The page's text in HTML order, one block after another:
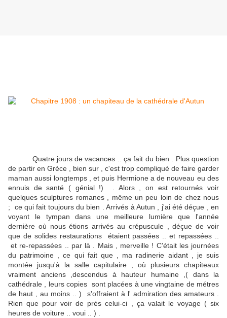
Quatre jours de vacances .. ça fait du bien . Plus question
de partir en Grèce , bien sur , c'est trop compliqué de faire garder
maman aussi longtemps , et puis Hermione a de nouveau eu des
ennuis de santé ( génial !) . Alors , on est retournés voir
quelques sculptures romanes , même un peu loin de chez nous
; ce qui fait toujours du bien . Arrivés à Autun , j'ai été déçue , en
voyant le tympan dans une meilleure lumière que l'année
dernière où nous étions arrivés au crépuscule , déçue de voir
que de solides restaurations étaient passées .. et repassées ..
et re-repassées .. par là . Mais , merveille ! C'était les journées
du patrimoine , ce qui fait que , ma radinerie aidant , je suis
montée jusqu'à la salle capitulaire , où plusieurs chapiteaux
vraiment anciens ,descendus à hauteur humaine ,( dans la
cathédrale , leurs copies sont placées à une vingtaine de métres
de haut , au moins .. ) s'offraient à l' admiration des amateurs .
Rien que pour voir de près celui-ci , ça valait le voyage ( six
heures de voiture .. voui .. ) .